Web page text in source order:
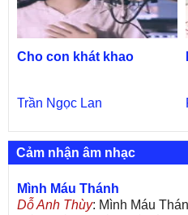
Cho con khát khao
Trần Ngọc Lan
Cảm nhận âm nhạc
Mình Máu Thánh
Dỗ Anh Thùy: Mình Máu